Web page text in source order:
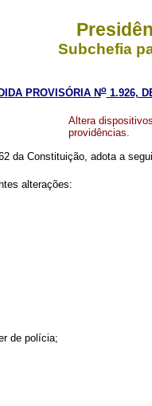
Subchefia
PROVISÓRIA No1.926,
Altera
providências.
da Constituição, adota a
alterações:
de polícia;